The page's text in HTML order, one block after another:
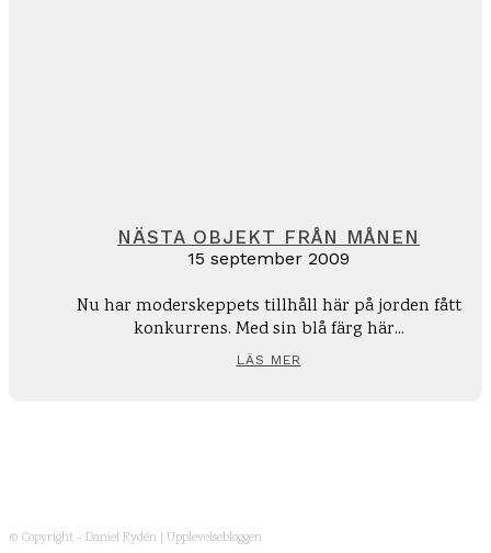
NÄSTA OBJEKT FRÅN MÅNEN
15 september 2009
Nu har moderskeppets tillhåll här på jorden fått
konkurrens. Med sin blå färg här...
LÄS MER
© Copyright - Daniel Rydén | Upplevelsebloggen